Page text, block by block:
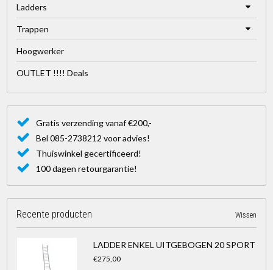
Ladders
Trappen
Hoogwerker
OUTLET !!!! Deals
Gratis verzending vanaf €200,-
Bel 085-2738212 voor advies!
Thuiswinkel gecertificeerd!
100 dagen retourgarantie!
Recente producten Wissen
LADDER ENKEL UITGEBOGEN 20 SPORT
€275,00